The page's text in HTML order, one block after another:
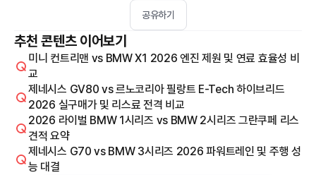
공유하기
추천 콘텐츠 이어보기
미니 컨트리맨 vs BMW X1 2026 엔진 제원 및 연료 효율성 비
교
제네시스 GV80 vs 르노코리아 필랑트 E-Tech 하이브리드
2026 실구매가 및 리스료 전격 비교
2026 라이벌 BMW 1시리즈 vs BMW 2시리즈 그란쿠페 리스
견적 요약
제네시스 G70 vs BMW 3시리즈 2026 파워트레인 및 주행 성
능 대결